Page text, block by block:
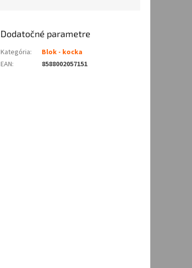
Dodatočné parametre
Kategória:
Blok - kocka
EAN: 8588002057151